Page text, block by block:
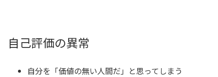
自己評価の異常
自分を「価値の無い人間だ」と思ってしまう